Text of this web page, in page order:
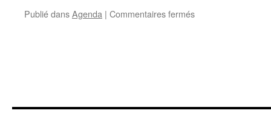
Publié dansAgenda | Commentaires fermés